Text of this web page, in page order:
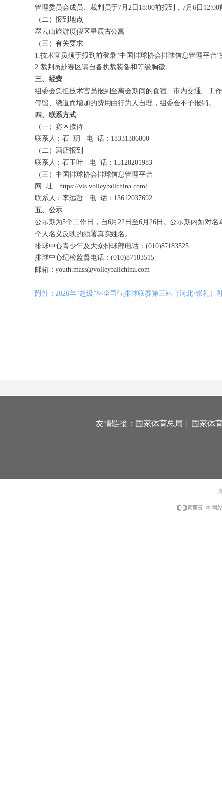
管理委员会成员、裁判员于7月2日18:00前报到，7月6日12:00
（二）报到地点
翠云山旅游度假区星辰古公寓
（三）有关要求
1.技术官员须于报到前登录“中国排球协会排球信息管理平
2.裁判员赴赛区请自备执裁装备和等级胸徽。
三、经费
组委会负担技术官员报到至离会期间的食宿、市内交通、工
停留、绕道而增加的费用由行为人自理，组委会不予报销。
四、联系方式
（一）赛区接待
联系人：石 玥 电 话：18331386800
（二）酒店报到
联系人：石玉叶 电 话：15128201983
（三）中国排球协会排球信息管理平台
网 址：https://vis.volleyballchina.com/
联系人：李远哲 电 话：13612037692
五、公示
公示期为5个工作日，自6月22日至6月26日。公示期内如对
个人名义反映的须署真实姓名。
排球中心青少年及大众排球部电话：(010)87183525
排球中心纪检监督电话：(010)87183515
邮箱：youth.mass@volleyballchina.com
附件：2026年“超级”杯全国气排球联赛第三站（河北·崇礼）
友情链接： 国家体育总局 | 国家体
本网